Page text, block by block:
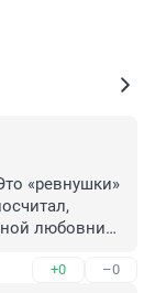
«ревнушки»
любовницу
+0 –0